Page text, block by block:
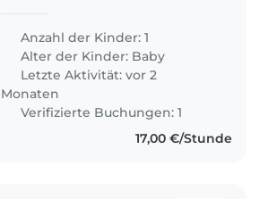
alguém que se sinta à vontade
com animais de estimação. Ela é
uma bebe de 1 mês e meio ainda
tem o sono..
Anzahl der Kinder: 1
Alter der Kinder: Baby
Letzte Aktivität: vor 2
Monaten
Verifizierte Buchungen: 1
17,00 €/Stunde